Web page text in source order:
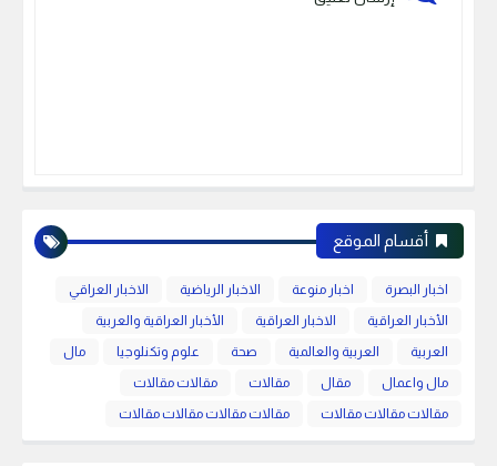
أقسام الموقع
اخبار البصرة اخبار منوعة الاخبار الرياضية
الاخبار العراقي
الأخبار العراقية
الاخبار العراقية
الأخبار العراقية والعربية
العربية
العربية والعالمية صحة علوم وتكنلوجيا
مال
مال واعمال
مقال مقالات
مقالات مقالات
مقالات مقالات مقالات
مقالات مقالات مقالات مقالات